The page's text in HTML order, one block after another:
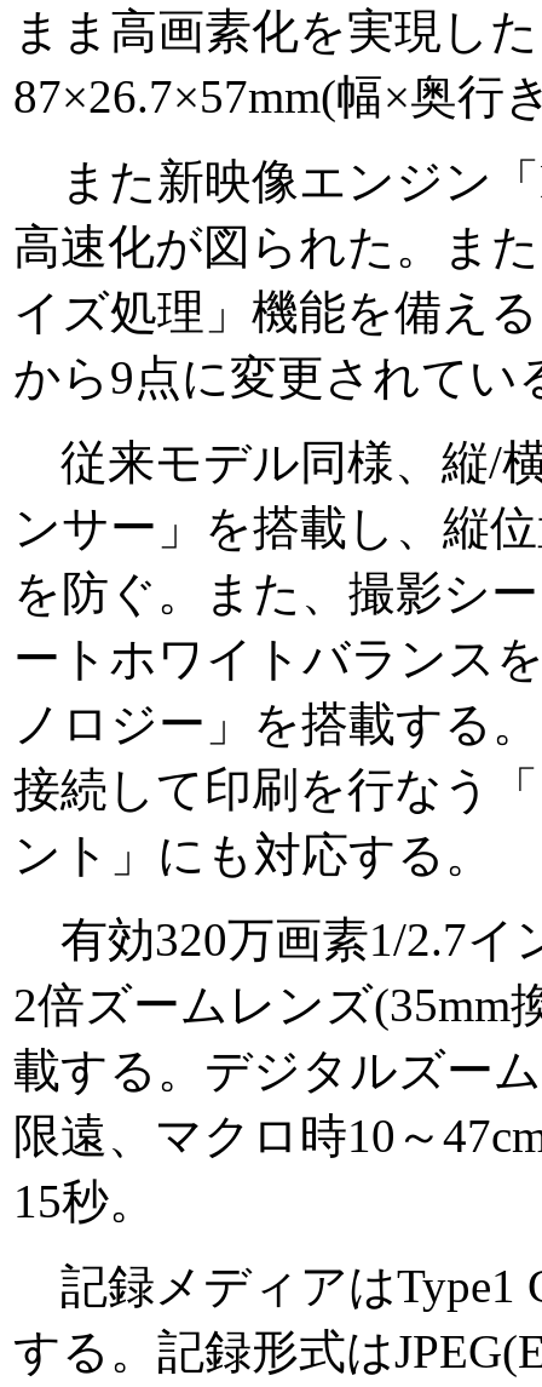
まま高画素化を実現し
87×26.7×57mm(幅×奥行
また新映像エンジン
高速化が図られた。ま
イズ処理」機能を備え
から9点に変更されてい
従来モデル同様、縦/
ンサー」を搭載し、縦
を防ぐ。また、撮影シ
ートホワイトバランス
ノロジー」を搭載する
接続して印刷を行なう
ント」にも対応する。
有効320万画素1/2.7イ
2倍ズームレンズ(35mm
載する。デジタルズー
限遠、マクロ時10～
15秒。
記録メディアはType1
する。記録形式は